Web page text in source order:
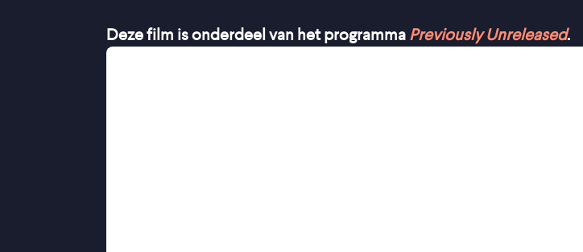
Deze film is onderdeel van het programma Previously Unreleased.
Opnieuw een ironisch geladen vertelling van Radu Jude (